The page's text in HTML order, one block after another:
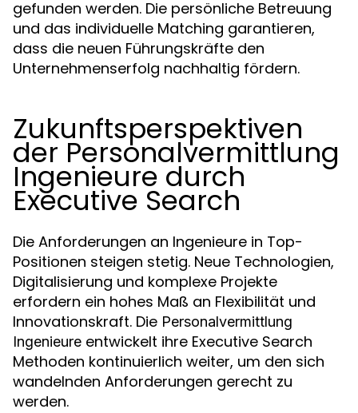
gefunden werden. Die persönliche Betreuung
und das individuelle Matching garantieren,
dass die neuen Führungskräfte den
Unternehmenserfolg nachhaltig fördern.
Zukunftsperspektiven
der Personalvermittlung
Ingenieure durch
Executive Search
Die Anforderungen an Ingenieure in Top-
Positionen steigen stetig. Neue Technologien,
Digitalisierung und komplexe Projekte
erfordern ein hohes Maß an Flexibilität und
Innovationskraft. Die Personalvermittlung
Ingenieure entwickelt ihre Executive Search
Methoden kontinuierlich weiter, um den sich
wandelnden Anforderungen gerecht zu
werden.